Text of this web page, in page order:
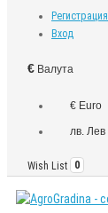
Регистрация
Вход
€ Валута
€ Euro
лв. Лев
Wish List 0